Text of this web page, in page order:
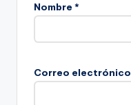
Nombre *
Correo electrónico